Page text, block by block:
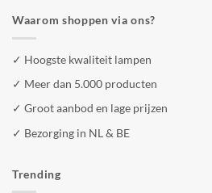
Waarom shoppen via ons?
✓ Hoogste kwaliteit lampen
✓ Meer dan 5.000 producten
✓ Groot aanbod en lage prijzen
✓ Bezorging in NL & BE
Trending